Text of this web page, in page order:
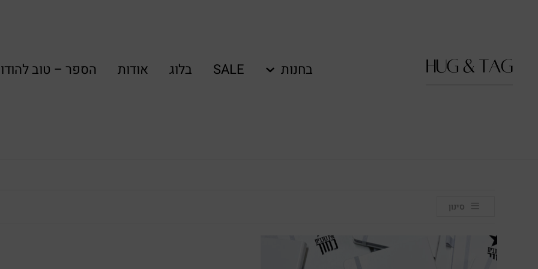
בחנות SALE בלוג אודות הספר – טוב
סינון